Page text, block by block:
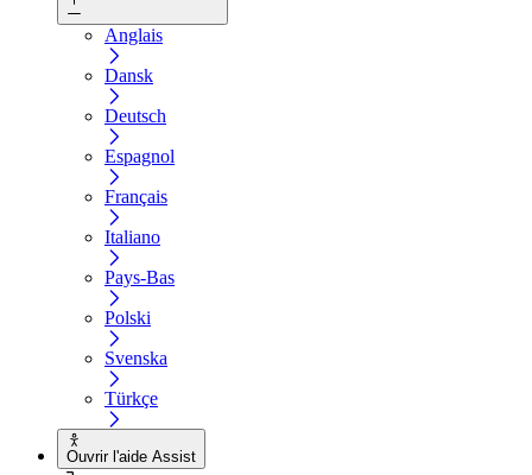
Anglais
Dansk
Deutsch
Espagnol
Français
Italiano
Pays-Bas
Polski
Svenska
Türkçe
Ouvrir l'aide Assist